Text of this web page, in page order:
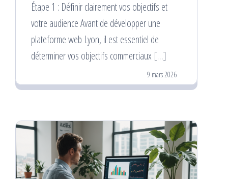
Étape 1 : Définir clairement vos objectifs et
votre audience Avant de développer une
plateforme web Lyon, il est essentiel de
déterminer vos objectifs commerciaux […]
9 mars 2026